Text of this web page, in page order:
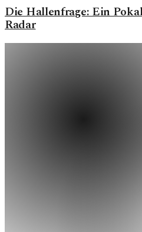
Die Hallenfrage: Ein
Radar